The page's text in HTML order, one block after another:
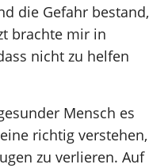
die Gefahr bestand,
brachte mir in
nicht zu helfen
Mensch es
richtig verstehen,
zu verlieren. Auf